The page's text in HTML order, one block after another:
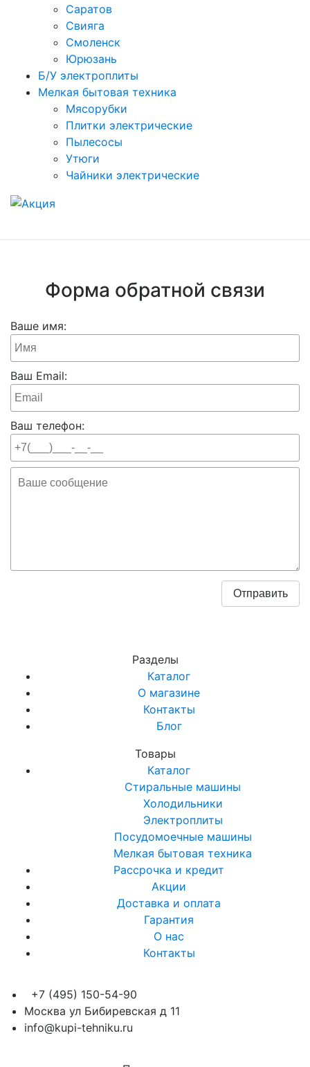
Саратов
Свияга
Смоленск
Юрюзань
Б/У электроплиты
Мелкая бытовая техника
Мясорубки
Плитки электрические
Пылесосы
Утюги
Чайники электрические
Форма обратной связи
Ваше имя:
Ваш Email:
Ваш телефон:
Разделы
Каталог
О магазине
Контакты
Блог
Товары
Каталог
Стиральные машины
Холодильники
Электроплиты
Посудомоечные машины
Мелкая бытовая техника
Рассрочка и кредит
Акции
Доставка и оплата
Гарантия
О нас
Контакты
+7 (495) 150-54-90
Москва ул Бибиревская д 11
info@kupi-tehniku.ru